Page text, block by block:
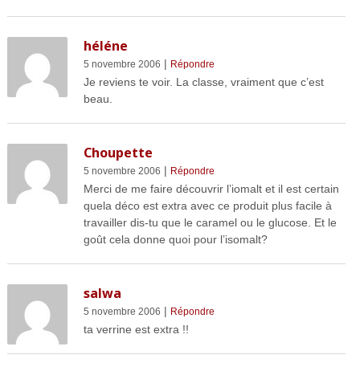
héléne
5 novembre 2006 | Répondre
Je reviens te voir. La classe, vraiment que c’est
beau.
Choupette
5 novembre 2006 | Répondre
Merci de me faire découvrir l’iomalt et il est certain
quela déco est extra avec ce produit plus facile à
travailler dis-tu que le caramel ou le glucose. Et le
goût cela donne quoi pour l’isomalt?
salwa
5 novembre 2006 | Répondre
ta verrine est extra !!